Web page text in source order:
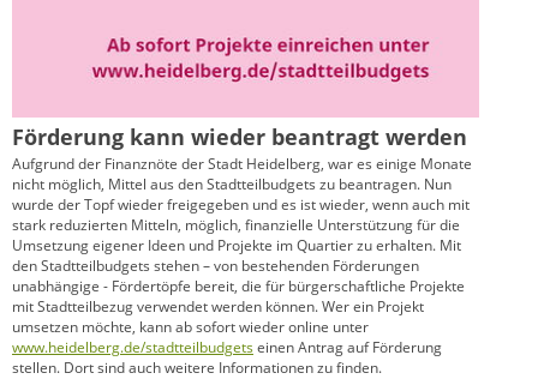
Förderung kann wieder beantragt werden
Aufgrund der Finanznöte der Stadt Heidelberg, war es einige Monate
nicht möglich, Mittel aus den Stadtteilbudgets zu beantragen. Nun
wurde der Topf wieder freigegeben und es ist wieder, wenn auch mit
stark reduzierten Mitteln, möglich, finanzielle Unterstützung für die
Umsetzung eigener Ideen und Projekte im Quartier zu erhalten. Mit
den Stadtteilbudgets stehen – von bestehenden Förderungen
unabhängige - Fördertöpfe bereit, die für bürgerschaftliche Projekte
mit Stadtteilbezug verwendet werden können. Wer ein Projekt
umsetzen möchte, kann ab sofort wieder online unter
www.heidelberg.de/stadtteilbudgetseinen Antrag auf Förderung
stellen. Dort sind auch weitere Informationen zu finden.